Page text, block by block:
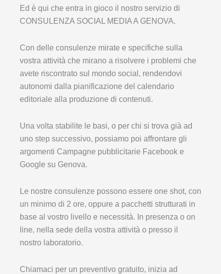
Ed è qui che entra in gioco il nostro servizio di
CONSULENZA SOCIAL MEDIA A GENOVA.
Con delle consulenze mirate e specifiche sulla
vostra attività che mirano a risolvere i problemi che
avete riscontrato sul mondo social, rendendovi
autonomi dalla pianificazione del calendario
editoriale alla produzione di contenuti.
Una volta stabilite le basi, o per chi si trova già ad
uno step successivo, possiamo poi affrontare gli
argomenti Campagne pubblicitarie Facebook e
Google su Genova.
Le nostre consulenze possono essere one shot, con
un minimo di 2 ore, oppure a pacchetti strutturati in
base al vostro livello e necessità. In presenza o on
line, nella sede della vostra attività o presso il
nostro laboratorio.
Chiamaci per un preventivo gratuito, inizia ad